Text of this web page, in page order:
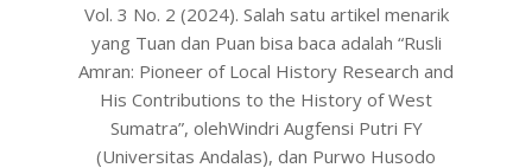
Vol. 3 No. 2 (2024). Salah satu artikel menarik
yang Tuan dan Puan bisa baca adalah “Rusli
Amran: Pioneer of Local History Research and
His Contributions to the History of West
Sumatra”, olehWindri Augfensi Putri FY
(Universitas Andalas), dan Purwo Husodo